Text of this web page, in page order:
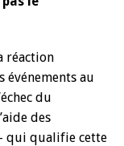
réaction
au
du
des
qui qualifie cette